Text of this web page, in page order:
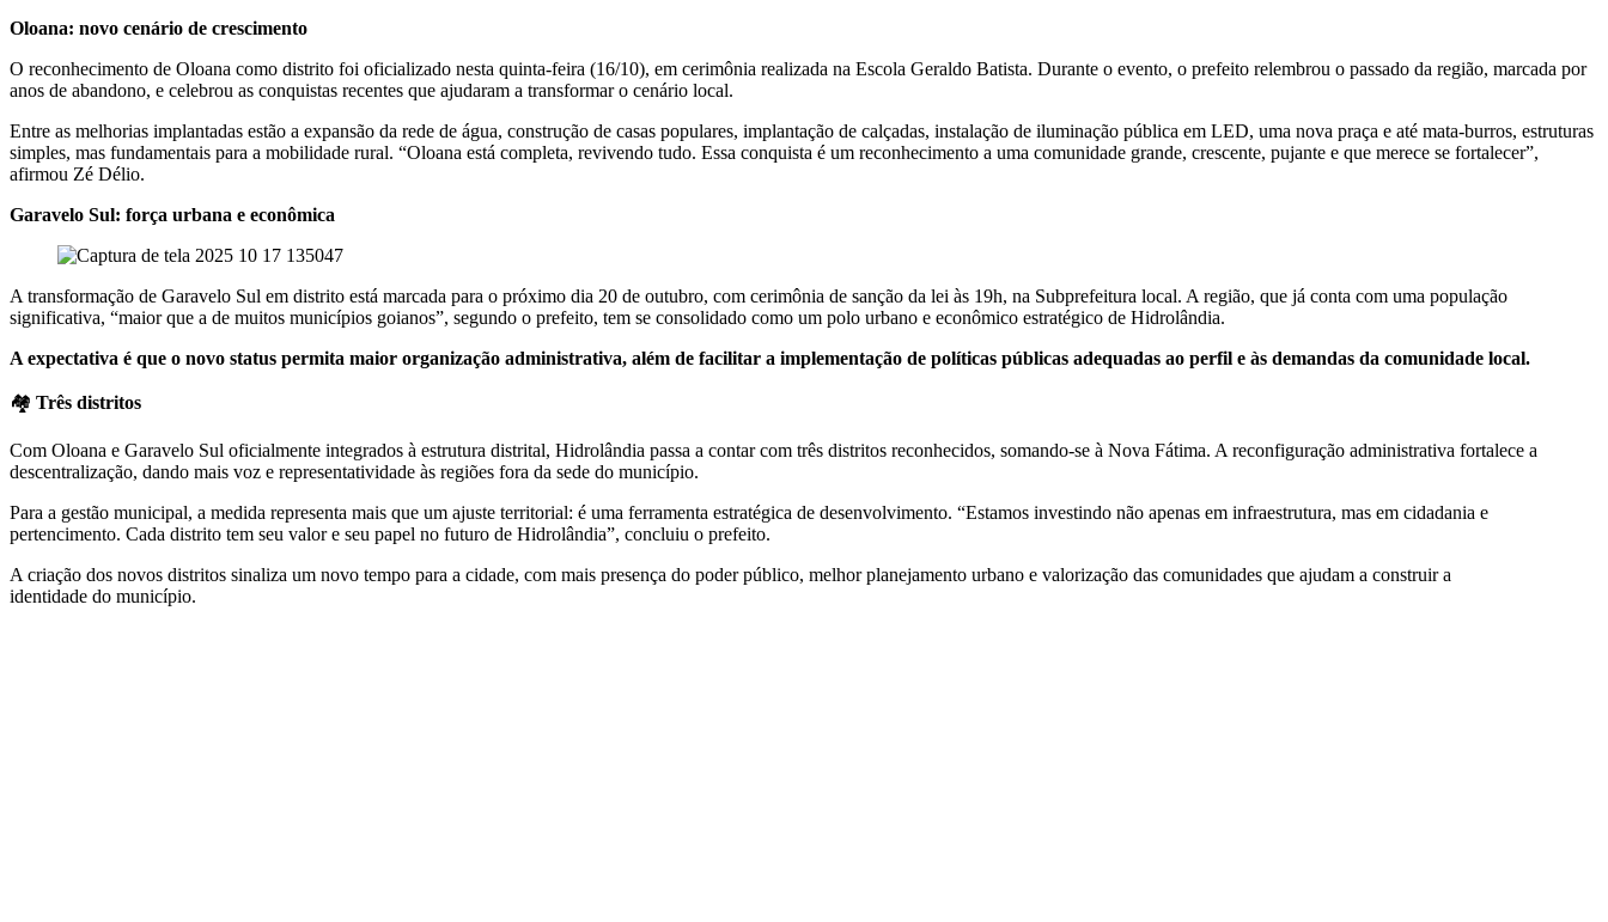
Oloana: novo cenário de crescimento
O reconhecimento de Oloana como distrito foi oficializado nesta quinta-feira (16/10), em cerimônia realizada na Escola Geraldo Batista. Durante o evento, o prefeito relembrou o passado da região, marcada por
anos de abandono, e celebrou as conquistas recentes que ajudaram a transformar o cenário local.
Entre as melhorias implantadas estão a expansão da rede de água, construção de casas populares, implantação de calçadas, instalação de iluminação pública em LED, uma nova praça e até mata-burros, estruturas
simples, mas fundamentais para a mobilidade rural. “Oloana está completa, revivendo tudo. Essa conquista é um reconhecimento a uma comunidade grande, crescente, pujante e que merece se fortalecer”,
afirmou Zé Délio.
Garavelo Sul: força urbana e econômica
A transformação de Garavelo Sul em distrito está marcada para o próximo dia 20 de outubro, com cerimônia de sanção da lei às 19h, na Subprefeitura local. A região, que já conta com uma população
significativa, “maior que a de muitos municípios goianos”, segundo o prefeito, tem se consolidado como um polo urbano e econômico estratégico de Hidrolândia.
A expectativa é que o novo status permita maior organização administrativa, além de facilitar a implementação de políticas públicas adequadas ao perfil e às demandas da comunidade local.
🏘️ Três distritos
Com Oloana e Garavelo Sul oficialmente integrados à estrutura distrital, Hidrolândia passa a contar com três distritos reconhecidos, somando-se à Nova Fátima. A reconfiguração administrativa fortalece a
descentralização, dando mais voz e representatividade às regiões fora da sede do município.
Para a gestão municipal, a medida representa mais que um ajuste territorial: é uma ferramenta estratégica de desenvolvimento. “Estamos investindo não apenas em infraestrutura, mas em cidadania e
pertencimento. Cada distrito tem seu valor e seu papel no futuro de Hidrolândia”, concluiu o prefeito.
A criação dos novos distritos sinaliza um novo tempo para a cidade, com mais presença do poder público, melhor planejamento urbano e valorização das comunidades que ajudam a construir a
identidade do município.